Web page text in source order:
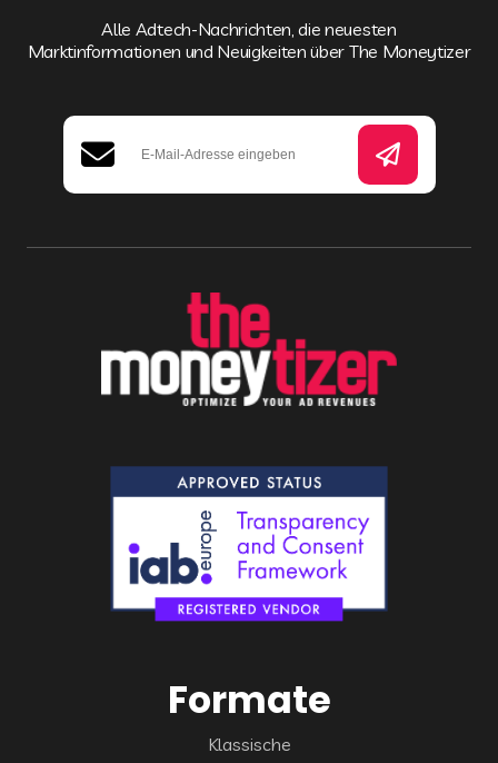
Alle Adtech-Nachrichten, die neuesten
Marktinformationen und Neuigkeiten über The Moneytizer
Formate
Klassische